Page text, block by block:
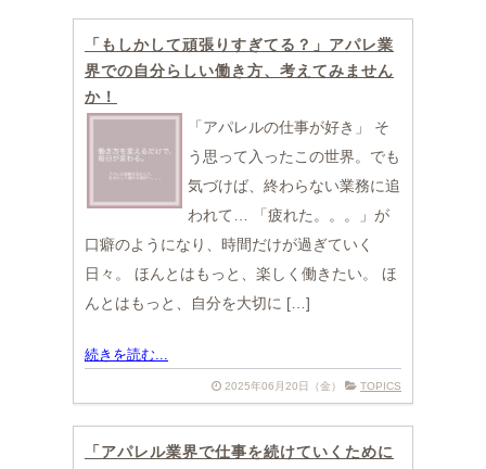
「もしかして頑張りすぎてる？」アパレ業
界での自分らしい働き方、考えてみません
か！
「アパレルの仕事が好き」 そ
う思って入ったこの世界。でも
気づけば、終わらない業務に追
われて… 「疲れた。。。」が
口癖のようになり、時間だけが過ぎていく
日々。 ほんとはもっと、楽しく働きたい。 ほ
んとはもっと、自分を大切に […]
続きを読む...
2025年06月20日（金） TOPICS
「アパレル業界で仕事を続けていくために